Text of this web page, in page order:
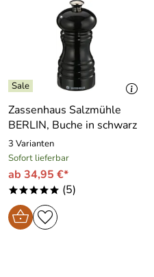
Zassenhaus Salzmühle
BERLIN, Buche in schwarz
3 Varianten
Sofort lieferbar
ab 34,95 €*
***** (5)